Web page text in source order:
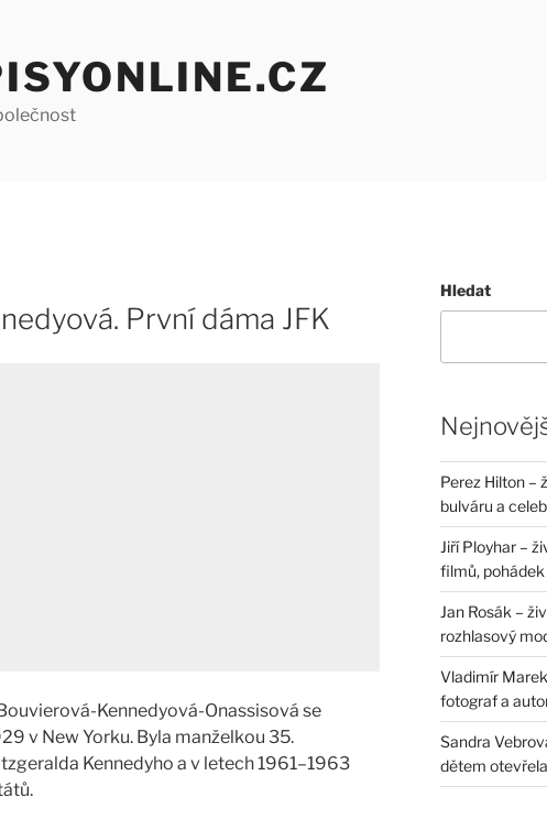
První dáma JFK
Kennedyová-Onassisová se
v New Yorku. Byla manželkou 35.
Kennedyho a v letech 1961–1963
Hledat
Perez Hilton –
bulváru a
Jiří Ployhar –
filmů, pohádek
Jan Rosák –
rozhlasový
Vladimír
fotograf a
Sandra
dětem